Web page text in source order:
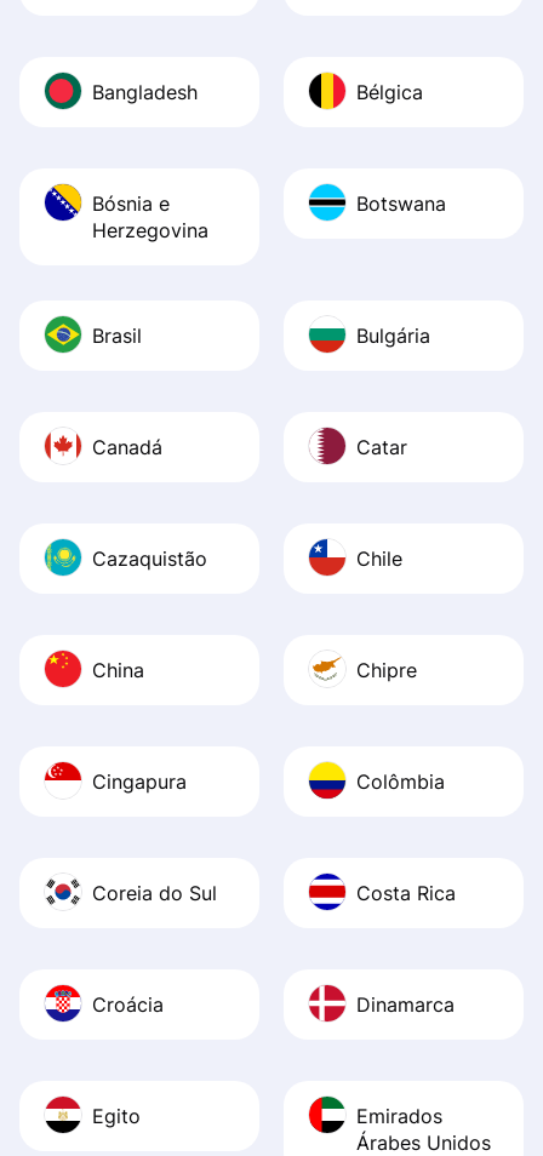
Bangladesh Bélgica
Bósnia e
Herzegovina
Botswana
Brasil Bulgária
Canadá Catar
Cazaquistão Chile
China Chipre
Cingapura Colômbia
Coreia do Sul Costa Rica
Croácia Dinamarca
Egito
Emirados
Árabes Unidos